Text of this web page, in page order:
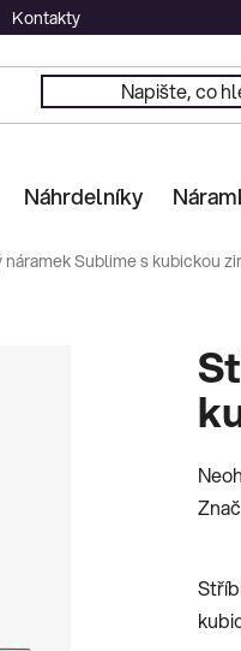
Kontakty
Náhrdelníky
Sublime s kubickou
0,0
z